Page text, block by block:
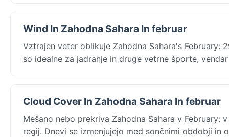
Wind In Zahodna Sahara In februar
Vztrajen veter oblikuje Zahodna Sahara's February:
so idealne za jadranje in druge vetrne športe,
Cloud Cover In Zahodna Sahara In februar
Mešano nebo prekriva Zahodna Sahara v
regij. Dnevi se izmenjujejo med sončnimi obdobji in